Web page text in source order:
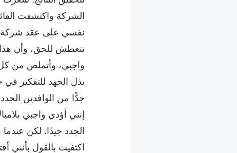
الشركة واكتشفت
نفسي على عقد شركة مع
تتعطش للحق، وأن هذا
واجبي، وأتملص من كل
بذل الجهد للتفكير في
جدًّا من الوافدين
إنني أؤدي واجبي
الجدد جيدًا. لكن
اكتفيت بالقول بأنني